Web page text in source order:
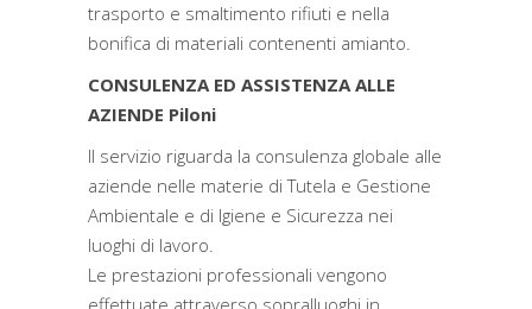
trasporto e smaltimento rifiuti e nella
bonifica di materiali contenenti amianto.
CONSULENZA ED ASSISTENZA ALLE
AZIENDE Piloni
Il servizio riguarda la consulenza globale alle
aziende nelle materie di Tutela e Gestione
Ambientale e di Igiene e Sicurezza nei
luoghi di lavoro.
Le prestazioni professionali vengono
effettuate attraverso sopralluoghi in